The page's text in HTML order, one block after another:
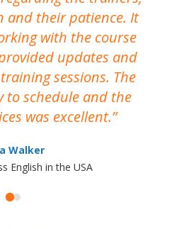
and their patience. It
with the course
updates and
sessions. The
to schedule and the
was excellent.
Walker
English in the USA